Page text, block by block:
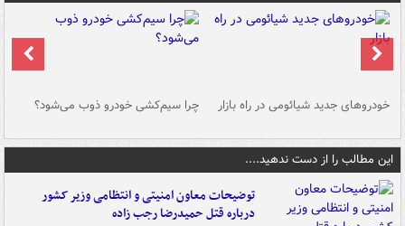
خودروهای جدید شیائومی در راه بازار چرا سیم‌کشی خودرو ذوب می‌شود؟
این مطالب را از دست ندهید....
توضیحات معاون امنیتی و انتظامی وزیر کشور
درباره قتل حمیدرضا رجب زاده